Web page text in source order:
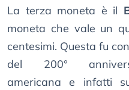
La terza moneta è il
moneta che vale un
centesimi. Questa fu
del 200°
americana e infatti